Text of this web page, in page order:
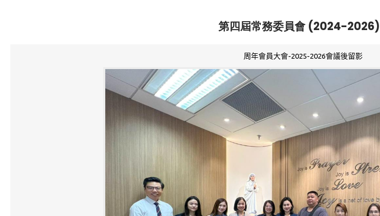
第四屆常務委員會 (2024-2026)
周年會員大會-2025-2026會議後留影